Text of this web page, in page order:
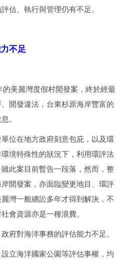
估、執行與管理仍有不足。
不足
的美麗灣度假村開發案，終於經最
開發違法，台東杉原海岸豐富的
。
位在地方政府刻意包庇，以及環
境特殊性的狀況下，利用環評法
此案目前暫告一段落，然而，整
開發案，亦面臨變更地目、環評
灣一般纏訟多年才得到解決，不
會資源亦是一種浪費。
府對海洋事務的評估能力不足。
立海洋國家公園等評估事權，均